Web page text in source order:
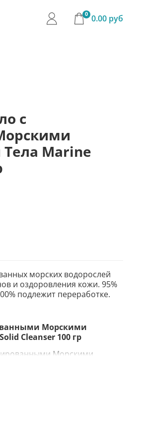
0 0.00 руб
с
Marine
морских водорослей
и оздоровления кожи. 95%
подлежит переработке.
Морскими
Cleanser 100 гр
Морскими
и очищает
морских водорослей
и оздоровления кожи. 95%